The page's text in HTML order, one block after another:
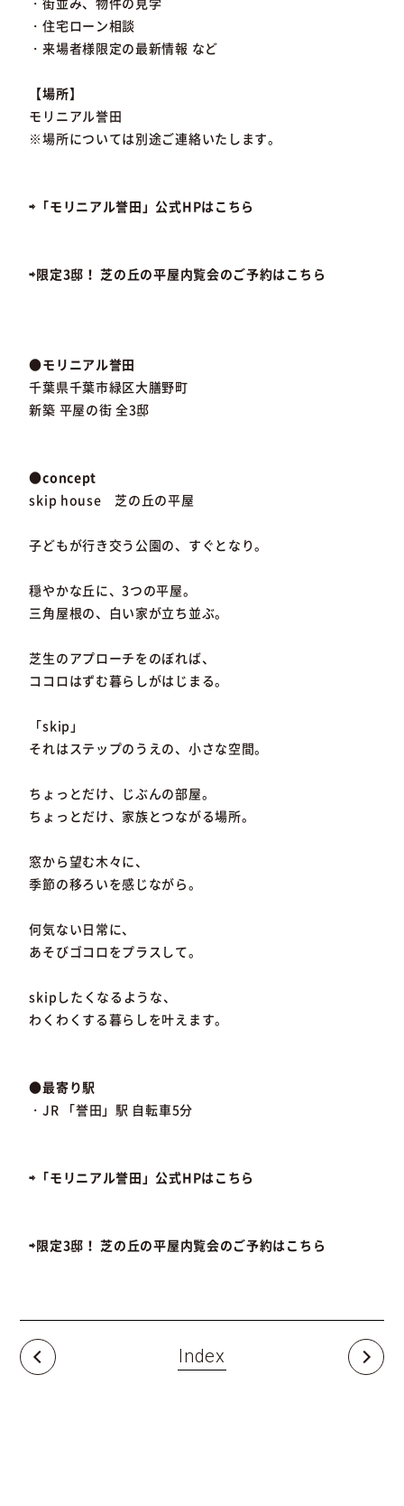
・住宅ローン相談
・来場者様限定の最新情報 など
【場所】
モリニアル誉田
※場所については別途ご連絡いたします。
⇨「モリニアル誉田」公式HPはこちら
⇨限定3邸！ 芝の丘の平屋内覧会のご予約はこちら
●モリニアル誉田
千葉県千葉市緑区大膳野町
新築 平屋の街 全3邸
●concept
skip house 芝の丘の平屋
子どもが行き交う公園の、すぐとなり。
穏やかな丘に、3つの平屋。
三角屋根の、白い家が立ち並ぶ。
芝生のアプローチをのぼれば、
ココロはずむ暮らしがはじまる。
「skip」
それはステップのうえの、小さな空間。
ちょっとだけ、じぶんの部屋。
ちょっとだけ、家族とつながる場所。
窓から望む木々に、
季節の移ろいを感じながら。
何気ない日常に、
あそびゴコロをプラスして。
skipしたくなるような、
わくわくする暮らしを叶えます。
●最寄り駅
・JR 「誉田」駅 自転車5分
⇨「モリニアル誉田」公式HPはこちら
⇨限定3邸！ 芝の丘の平屋内覧会のご予約はこちら
Index